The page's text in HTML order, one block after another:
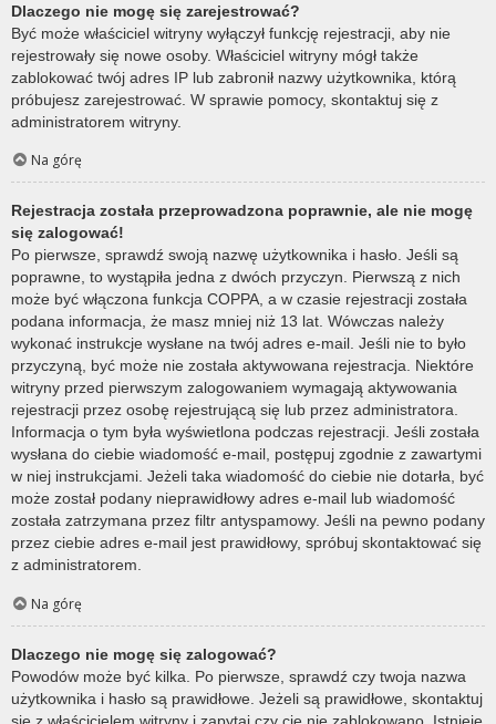
Dlaczego nie mogę się zarejestrować?
Być może właściciel witryny wyłączył funkcję rejestracji, aby nie
rejestrowały się nowe osoby. Właściciel witryny mógł także
zablokować twój adres IP lub zabronił nazwy użytkownika, którą
próbujesz zarejestrować. W sprawie pomocy, skontaktuj się z
administratorem witryny.
Na górę
Rejestracja została przeprowadzona poprawnie, ale nie mogę
się zalogować!
Po pierwsze, sprawdź swoją nazwę użytkownika i hasło. Jeśli są
poprawne, to wystąpiła jedna z dwóch przyczyn. Pierwszą z nich
może być włączona funkcja COPPA, a w czasie rejestracji została
podana informacja, że masz mniej niż 13 lat. Wówczas należy
wykonać instrukcje wysłane na twój adres e-mail. Jeśli nie to było
przyczyną, być może nie została aktywowana rejestracja. Niektóre
witryny przed pierwszym zalogowaniem wymagają aktywowania
rejestracji przez osobę rejestrującą się lub przez administratora.
Informacja o tym była wyświetlona podczas rejestracji. Jeśli została
wysłana do ciebie wiadomość e-mail, postępuj zgodnie z zawartymi
w niej instrukcjami. Jeżeli taka wiadomość do ciebie nie dotarła, być
może został podany nieprawidłowy adres e-mail lub wiadomość
została zatrzymana przez filtr antyspamowy. Jeśli na pewno podany
przez ciebie adres e-mail jest prawidłowy, spróbuj skontaktować się
z administratorem.
Na górę
Dlaczego nie mogę się zalogować?
Powodów może być kilka. Po pierwsze, sprawdź czy twoja nazwa
użytkownika i hasło są prawidłowe. Jeżeli są prawidłowe, skontaktuj